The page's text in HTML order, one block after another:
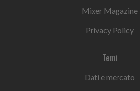
Mixer Magazine
Privacy Policy
Temi
Dati e mercato